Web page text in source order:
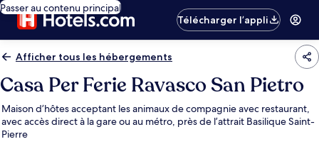
Passer au contenu principal
Télécharger l’appli
Afficher tous les hébergements
Casa Per Ferie Ravasco San Pietro
Maison d’hôtes acceptant les animaux de compagnie avec restaurant,
avec accès direct à la gare ou au métro, près de l’attrait Basilique Saint-
Pierre